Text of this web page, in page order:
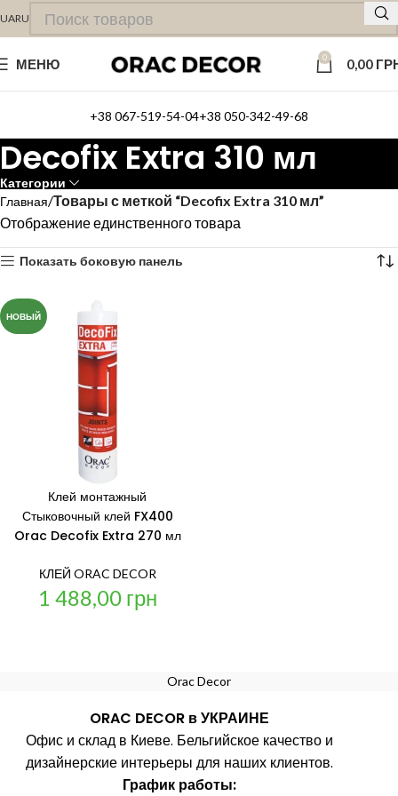
UARU
МЕНЮ 0 0,00
+38 067-519-54-04+38 050-342-49-68
Decofix Extra 310 мл
Категории
Главная Товары с меткой “Decofix Extra 310 мл”
Отображение единственного товара
Показать боковую панель
НОВЫЙ
Клей монтажный
Стыковочный клей FX400
Orac Decofix Extra 270 мл
КЛЕЙ ORAC DECOR
1 488,00 грн
Orac Decor
ORAC DECOR в УКРАИНЕ
Офис и склад в Киеве. Бельгийское качество и
дизайнерские интерьеры для наших клиентов.
График работы: